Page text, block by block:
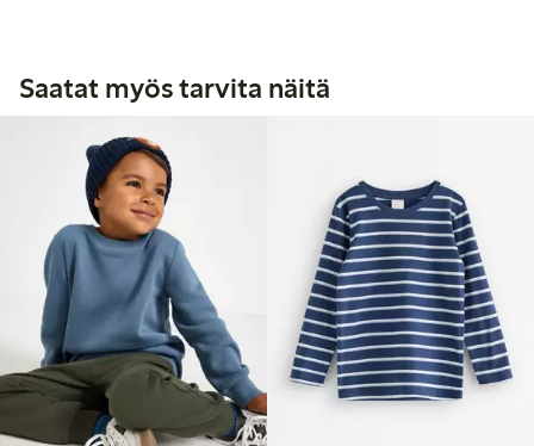
Saatat myös tarvita näitä